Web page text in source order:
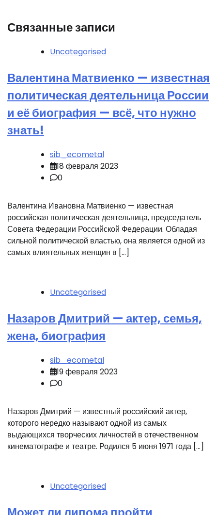
Связанные записи
Uncategorised
Валентина Матвиенко — известная
политическая деятельница России
и её биография — всё, что нужно
знать!
sib_ecometal
18 февраля 2023
0
Валентина Ивановна Матвиенко — известная
российская политическая деятельница, председатель
Совета Федерации Российской Федерации. Обладая
сильной политической властью, она является одной из
самых влиятельных женщин в […]
Uncategorised
Назаров Дмитрий — актер, семья,
жена, биография
sib_ecometal
19 февраля 2023
0
Назаров Дмитрий — известный российский актер,
которого нередко называют одной из самых
выдающихся творческих личностей в отечественном
кинематографе и театре. Родился 5 июня 1971 года […]
Uncategorised